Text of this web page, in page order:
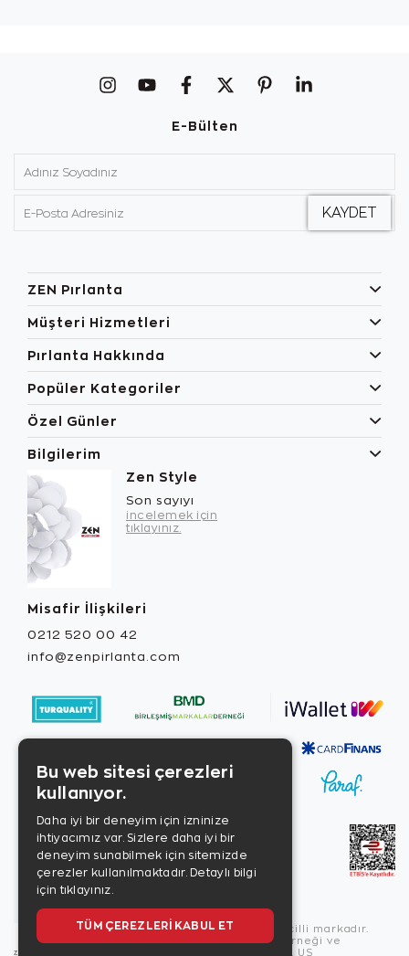
E-Bülten
ZEN Pırlanta
Müşteri Hizmetleri
Pırlanta Hakkında
Popüler Kategoriler
Özel Günler
Bilgilerim
Zen Style
Son sayıyı
incelemek için
tıklayınız.
Misafir İlişkileri
0212 520 00 42
info@zenpirlanta.com
Copyright © 2026, Zen Diamond tescilli markadır.
Zen Diamond Birleşmiş Markalar Derneği ve
Turquality Destek Programı üyesidir. US
Bu web sitesi çerezleri
kullanıyor.
Daha iyi bir deneyim için izninize
ihtiyacımız var. Sizlere daha iyi bir
deneyim sunabilmek için sitemizde
çerezler kullanılmaktadır. Detaylı bilgi
için tıklayınız.
TÜM ÇEREZLERI KABUL ET